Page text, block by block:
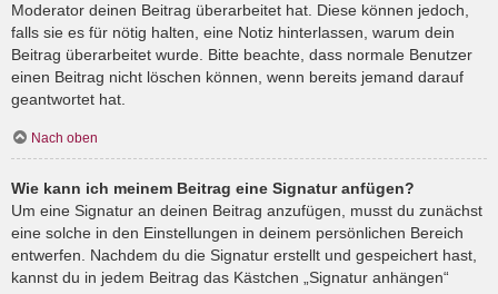
Moderator deinen Beitrag überarbeitet hat. Diese können jedoch,
falls sie es für nötig halten, eine Notiz hinterlassen, warum dein
Beitrag überarbeitet wurde. Bitte beachte, dass normale Benutzer
einen Beitrag nicht löschen können, wenn bereits jemand darauf
geantwortet hat.
Nach oben
Wie kann ich meinem Beitrag eine Signatur anfügen?
Um eine Signatur an deinen Beitrag anzufügen, musst du zunächst
eine solche in den Einstellungen in deinem persönlichen Bereich
entwerfen. Nachdem du die Signatur erstellt und gespeichert hast,
kannst du in jedem Beitrag das Kästchen „Signatur anhängen“